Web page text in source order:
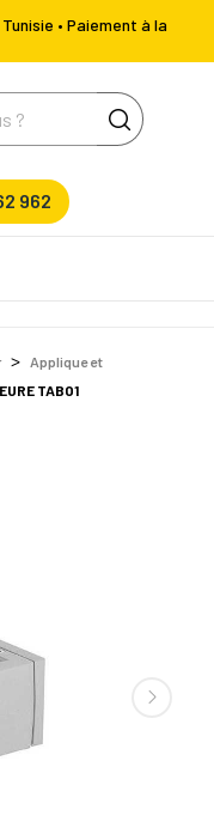
• Paiement à la
962
Applique et
TABO1